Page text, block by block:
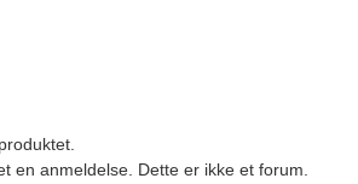
en anmeldelse. Dette er ikke et forum.